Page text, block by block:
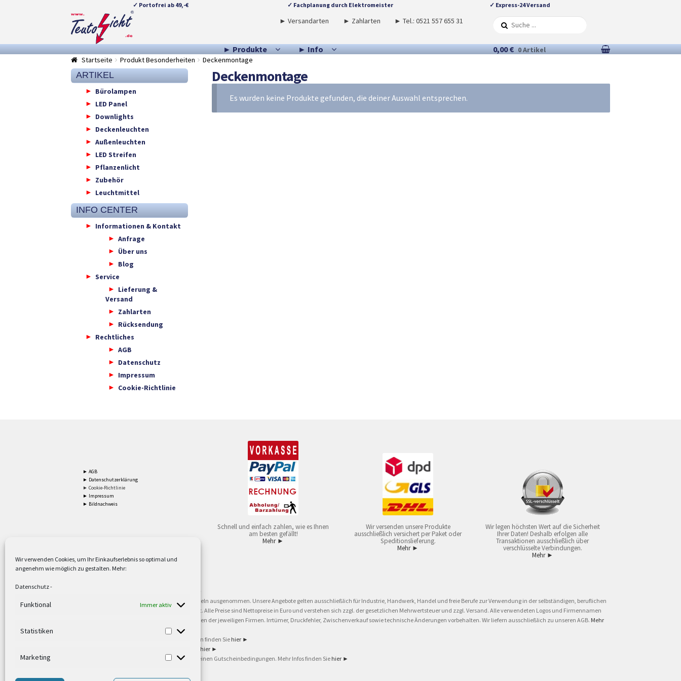
Wir verwenden Cookies, um Ihr Einkaufserlebnis so optimal und
angenehm wie möglich zu gestalten. Mehr:
Datenschutz-
Funktional Immer aktiv
Statistiken
Marketing
✓ Portofrei ab 49,-€ ✓ Fachplanung durch Elektromeister ✓ Express-24 Versand
Zur
Navigation
springen
Springe
zum
► Versandarten ► Zahlarten ► Tel.: 0521 557 655 31
► Produkte ► Info 0,00 € 0 Artikel
Startseite
Produkt Besonderheiten Deckenmontage
Deckenmontage
Es wurden keine Produkte gefunden, die deiner Auswahl entsprechen.
ARTIKEL
Bürolampen
LED Panel
Downlights
Deckenleuchten
Außenleuchten
LED Streifen
Pflanzenlicht
Zubehör
Leuchtmittel
INFO CENTER
Informationen & Kontakt
Anfrage
Über uns
Blog
Service
Lieferung &
Versand
Zahlarten
Rücksendung
Rechtliches
AGB
Datenschutz
Impressum
Cookie-Richtlinie
► AGB
► Datenschutzerklärung
► Cookie-Richtlinie
► Impressum
► Bildnachweis
Schnell und einfach zahlen, wie es Ihnen
am besten gefällt!
Mehr ►
Wir versenden unsere Produkte
ausschließlich versichert per Paket oder
Speditionslieferung.
Mehr ►
Wir legen höchsten Wert auf die Sicherheit
Ihrer Daten! Deshalb erfolgen alle
Transaktionen ausschließlich über
verschlüsselte Verbindungen.
Mehr ►
Versandkostenfrei ab 59,90 € Nettowarenwert. Inseln ausgenommen. Unsere Angebote gelten ausschließlich für Industrie, Handwerk, Handel und freie Berufe zur Verwendung in der selbständigen, beruflichen
oder gewerblichen Tätigkeit. Kein Verkauf an privat. Alle Preise sind Nettopreise in Euro und verstehen sich zzgl. der gesetzlichen Mehrwertsteuer und zzgl. Versand. Alle verwendeten Logos und Firmennamen
sind Warenzeichen oder eingetragene Warenzeichen der jeweiligen Firmen. Irrtümer, Druckfehler, Zwischenverkauf sowie technische Änderungen vorbehalten. Wir liefern ausschließlich zu unseren AGB. Mehr
Weitere Informationen und Zahlungsbedingungen finden Sie hier ►
hier ►
Ab 79,- Nettowarenwert. Es gelten unsere allgemeinen Gutscheinbedingungen. Mehr Infos finden Sie hier ►
©2002-2021 TEUTO LICHT GmbH